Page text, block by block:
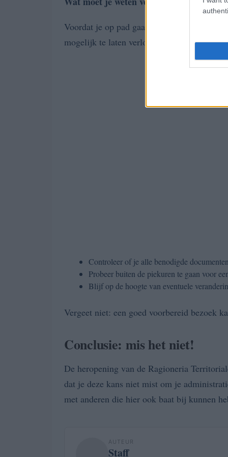
Voordat je op pad gaat, zijn hier enkele tips
mogelijk te laten verlopen:
Controleer of je alle benodigde
Probeer buiten de piekuren te gaan voor
Blijf op de hoogte van eventuele
Vergeet niet: een goed voorbereid bezoek
Conclusie: mis het niet!
De heropening van de Ragioneria
dat je deze kans niet mist om je
met anderen die hier ook baat bij kunnen
AUTEUR
Staff